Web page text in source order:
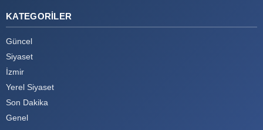
KATEGORILER
Güncel
Siyaset
İzmir
Yerel Siyaset
Son Dakika
Genel